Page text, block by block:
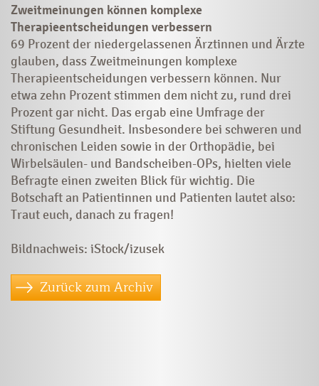
Zweitmeinungen können komplexe
Therapieentscheidungen verbessern
69 Prozent der niedergelassenen Ärztinnen und Ärzte
glauben, dass Zweitmeinungen komplexe
Therapieentscheidungen verbessern können. Nur
etwa zehn Prozent stimmen dem nicht zu, rund drei
Prozent gar nicht. Das ergab eine Umfrage der
Stiftung Gesundheit. Insbesondere bei schweren und
chronischen Leiden sowie in der Orthopädie, bei
Wirbelsäulen- und Bandscheiben-OPs, hielten viele
Befragte einen zweiten Blick für wichtig. Die
Botschaft an Patientinnen und Patienten lautet also:
Traut euch, danach zu fragen!
Bildnachweis: iStock/izusek
Zurück zum Archiv